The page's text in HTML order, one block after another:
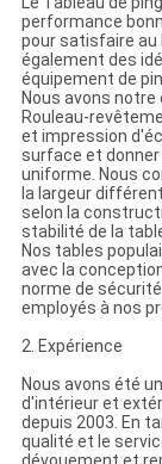
performance
pour satisfaire au
également des
équipement de
Nous avons
Rouleau-
et impression
surface et donner
uniforme. Nous
la largeur
selon la
stabilité de la
Nos tables
avec la
norme de
employés à nos
2. Expérience
Nous avons été
d'intérieur et
depuis 2003. En
qualité et le